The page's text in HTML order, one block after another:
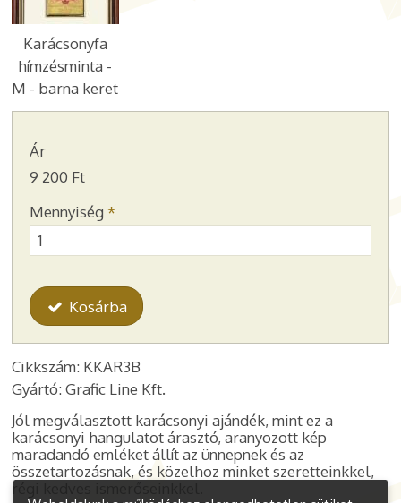
Karácsonyfa
hímzésminta -
M - barna keret
Ár
9 200 Ft
Mennyiség *
Kosárba
Cikkszám: KKAR3B
Gyártó: Grafic Line Kft.
Jól megválasztott karácsonyi ajándék, mint ez a
karácsonyi hangulatot árasztó, aranyozott kép
maradandó emléket állít az ünnepnek és az
összetartozásnak, és közelhoz minket szeretteinkkel,
régi kedves ismerőseinkkel